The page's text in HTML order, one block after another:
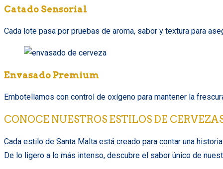
Catado Sensorial
Cada lote pasa por pruebas de aroma, sabor y textura para
Envasado Premium
Embotellamos con control de oxígeno para mantener la
CONOCE NUESTROS ESTILOS DE
Cada estilo de Santa Malta está creado para contar una
De lo ligero a lo más intenso, descubre el sabor único de